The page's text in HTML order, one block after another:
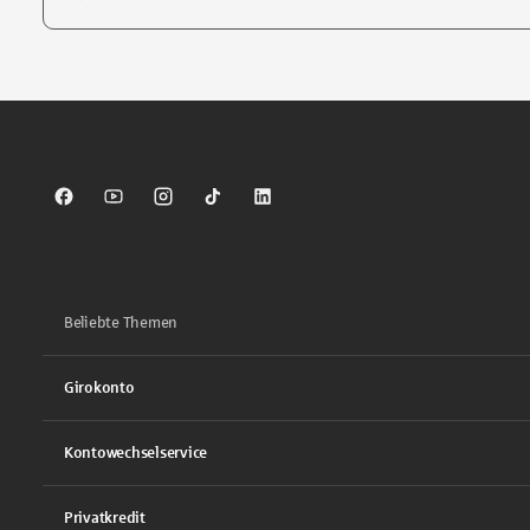
Sparkasse auf Facebook
Sparkasse auf Youtube
Sparkasse auf Instagram
Sparkasse auf TikTok
Sparkasse auf LinkedIn
Beliebte Themen
Girokonto
Kontowechselservice
Privatkredit